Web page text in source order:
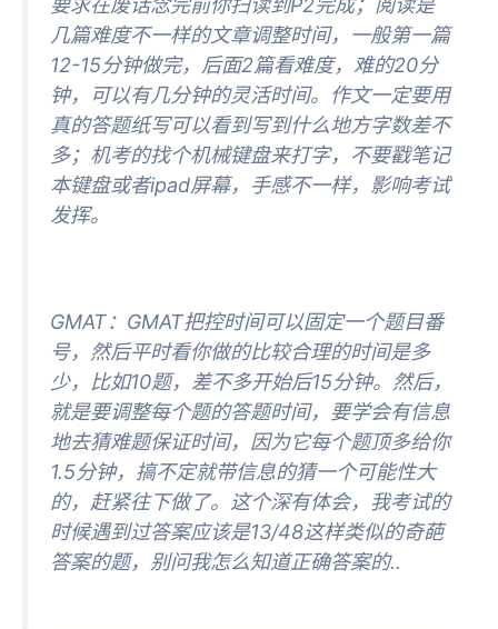
要求在废话念完前你扫读到P2完成；阅读是
几篇难度不一样的文章调整时间，一般第一篇
12-15分钟做完，后面2篇看难度，难的20分
钟，可以有几分钟的灵活时间。作文一定要用
真的答题纸写可以看到写到什么地方字数差不
多；机考的找个机械键盘来打字，不要戳笔记
本键盘或者ipad屏幕，手感不一样，影响考试
发挥。
GMAT：GMAT把控时间可以固定一个题目番
号，然后平时看你做的比较合理的时间是多
少，比如10题，差不多开始后15分钟。然后，
就是要调整每个题的答题时间，要学会有信息
地去猜难题保证时间，因为它每个题顶多给你
1.5分钟，搞不定就带信息的猜一个可能性大
的，赶紧往下做了。这个深有体会，我考试的
时候遇到过答案应该是13/48这样类似的奇葩
答案的题，别问我怎么知道正确答案的..